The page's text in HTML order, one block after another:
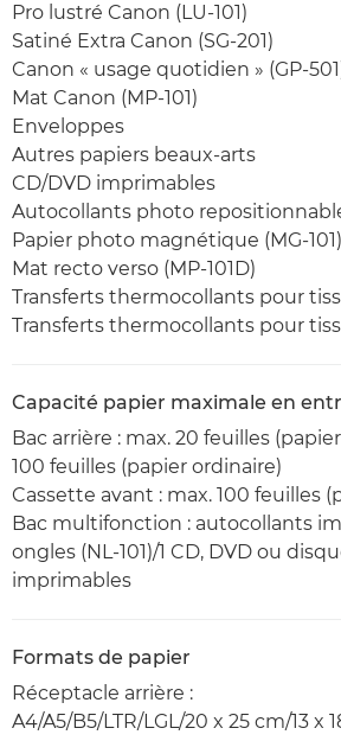
Pro lustré Canon (LU-101)
Satiné Extra Canon (SG-201)
Canon « usage quotidien » (GP-
Mat Canon (MP-101)
Enveloppes
Autres papiers beaux-arts
CD/DVD imprimables
Autocollants photo
Papier photo magnétique (MG-101)
Mat recto verso (MP-101D)
Transferts thermocollants pour
Transferts thermocollants pour
Capacité papier maximale en
Bac arrière : max. 20 feuilles
100 feuilles (papier ordinaire)
Cassette avant : max. 100 feuilles
Bac multifonction : autocollants
ongles (NL-101)/1 CD, DVD ou
imprimables
Formats de papier
Réceptacle arrière :
A4/A5/B5/LTR/LGL/20 x 25 cm/13 x